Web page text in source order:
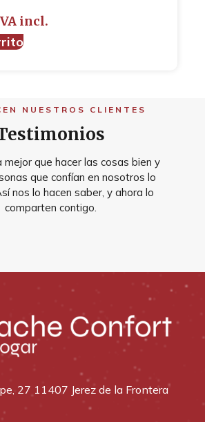
incl.
NUESTROS CLIENTES
mejor que hacer las cosas bien y
que confían en nosotros lo
nos lo hacen saber, y ahora lo
comparten contigo.
27 11407 Jerez de la Frontera